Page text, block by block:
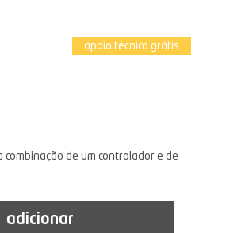
apoio técnico grátis
de um controlador e de
adicionar